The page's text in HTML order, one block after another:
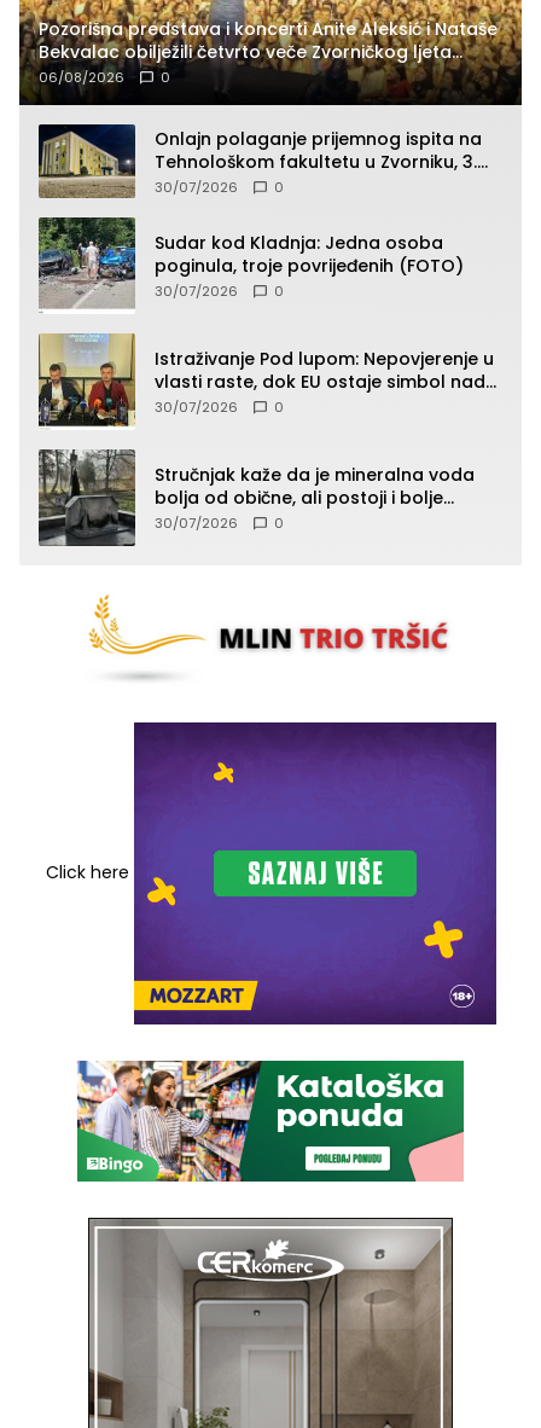
Pozorišna predstava i koncerti Anite Aleksić i Nataše
Bekvalac obilježili četvrto veče Zvorničkog ljeta
(FOTO)
06/08/2026 0
Onlajn polaganje prijemnog ispita na
Tehnološkom fakultetu u Zvorniku, 3.
septembra u 9.00 časova
30/07/2026 0
Sudar kod Kladnja: Jedna osoba
poginula, troje povrijeđenih (FOTO)
30/07/2026 0
Istraživanje Pod lupom: Nepovjerenje u
vlasti raste, dok EU ostaje simbol nade
građana
30/07/2026 0
Stručnjak kaže da je mineralna voda
bolja od obične, ali postoji i bolje
rješenje
30/07/2026 0
Click here